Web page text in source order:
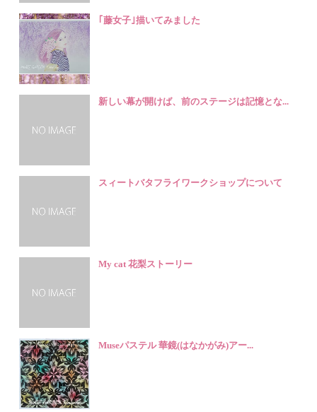
｢藤女子｣描いてみました
新しい幕が開けば、前のステージは記憶とな...
スィートバタフライワークショップについて
My cat 花梨ストーリー
Museパステル 華鏡(はなかがみ)アー...